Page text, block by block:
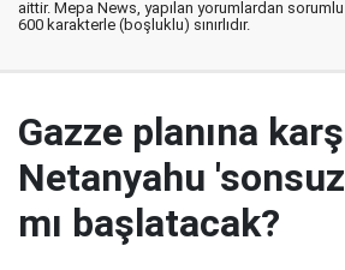
aittir. Mepa News, yapılan yorumlardan
600 karakterle (boşluklu) sınırlıdır.
Gazze planına
Netanyahu
mı başlatacak?